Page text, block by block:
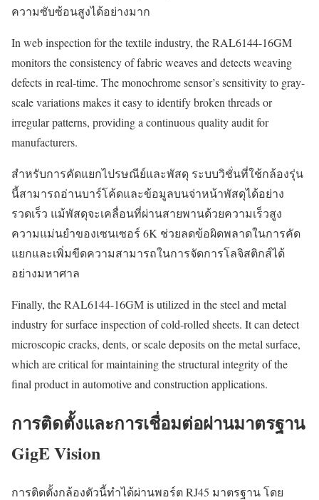
ความซับซ้อนสูงได้อย่างมาก
In web inspection for the textile industry, the RAL6144-16GM
monitors the consistency of fabric weaves and detects weaving
defects in real-time. The monochrome sensor’s sensitivity to gray-
scale variations makes it easy to identify broken threads or
irregular patterns, providing a continuous quality audit for
manufacturers.
สำหรับการคัดแยกไปรษณีย์และพัสดุ ระบบวิชั่นที่ใช้กล้องรุ่น
นี้สามารถอ่านบาร์โค้ดและข้อมูลบนจ่าหน้าพัสดุได้อย่าง
รวดเร็ว แม้พัสดุจะเคลื่อนที่ผ่านสายพานด้วยความเร็วสูง
ความแม่นยำของเซนเซอร์ 6K ช่วยลดข้อผิดพลาดในการคัด
แยกและเพิ่มขีดความสามารถในการจัดการโลจิสติกส์ได้
อย่างมหาศาล
Finally, the RAL6144-16GM is utilized in the steel and metal
industry for surface inspection of cold-rolled sheets. It can detect
microscopic cracks, dents, or scale deposits on the metal surface,
which are critical for maintaining the structural integrity of the
final product in automotive and construction applications.
การติดตั้งและการเชื่อมต่อผ่านมาตรฐาน
GigE Vision
การติดตั้งกล้องตัวนี้ทำได้ผ่านพอร์ต RJ45 มาตรฐาน โดย